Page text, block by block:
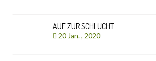
AUF ZUR SCHLUCHT
20 Jan. , 2020